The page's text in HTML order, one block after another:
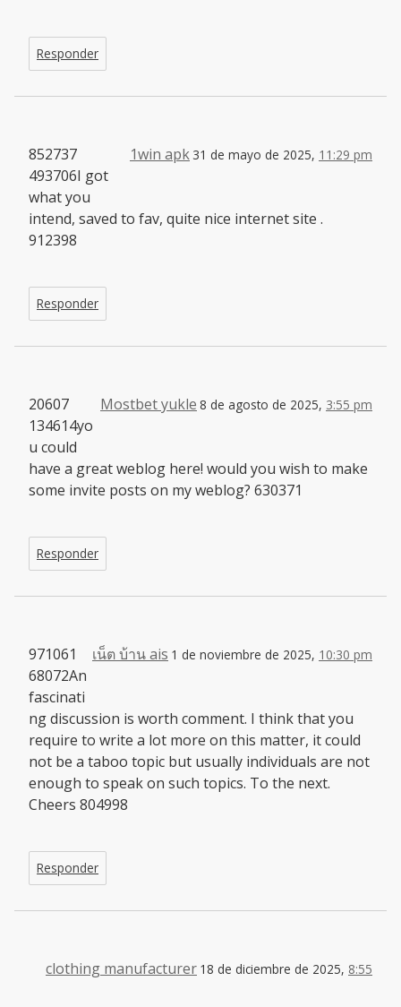
Responder
1win apk 31 de mayo de 2025, 11:29 pm
852737
493706I got
what you
intend, saved to fav, quite nice internet site .
912398
Responder
Mostbet yukle 8 de agosto de 2025, 3:55 pm
20607
134614yo
u could
have a great weblog here! would you wish to make
some invite posts on my weblog? 630371
Responder
เน็ต บ้าน ais 1 de noviembre de 2025, 10:30 pm
971061
68072An
fascinati
ng discussion is worth comment. I think that you
require to write a lot more on this matter, it could
not be a taboo topic but usually individuals are not
enough to speak on such topics. To the next.
Cheers 804998
Responder
clothing manufacturer 18 de diciembre de 2025, 8:55